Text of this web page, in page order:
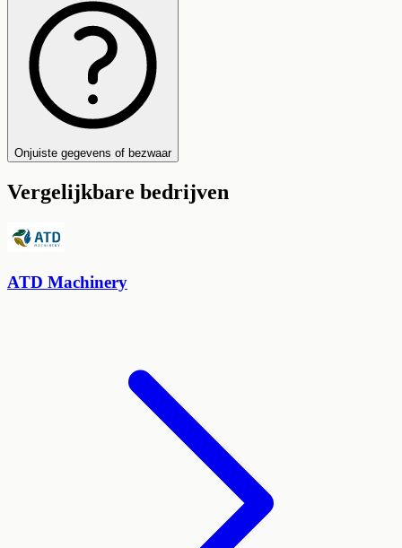
Onjuiste gegevens of bezwaar
Vergelijkbare bedrijven
ATD Machinery